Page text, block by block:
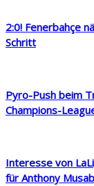
2:0! Fenerbahçe
Schritt
Pyro-Push beim
Champions-
Interesse von
für Anthony